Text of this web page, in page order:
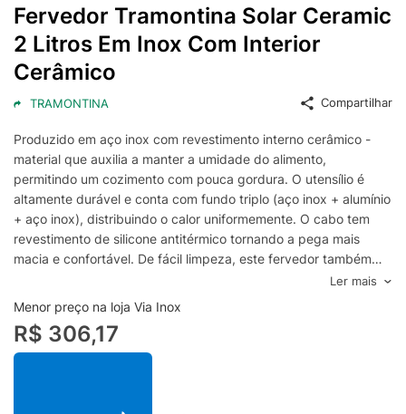
Fervedor Tramontina Solar Ceramic
2 Litros Em Inox Com Interior
Cerâmico
TRAMONTINA Compartilhar
Produzido em aço inox com revestimento interno cerâmico -
material que auxilia a manter a umidade do alimento,
permitindo um cozimento com pouca gordura. O utensílio é
altamente durável e conta com fundo triplo (aço inox + alumínio
+ aço inox), distribuindo o calor uniformemente. O cabo tem
revestimento de silicone antitérmico tornando a pega mais
macia e confortável. De fácil limpeza, este fervedor também
louças.Recomendações de Uso:- Antes de usar este fervedor
pela primeira vez, remova eventuais etiquetas e lave-o. Em
seguida, unte a superfície com óleo e aqueça o fervedor, em
fogo baixo, por 2 a 3 minutos, dependendo do tamanho do
Ler mais
Menor preço na loja Via Inox
R$ 306,17